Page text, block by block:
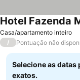
Casa/apartamento inteiro
Hotel Fazenda
/ Pontuação não
Selecione as datas
exatos.